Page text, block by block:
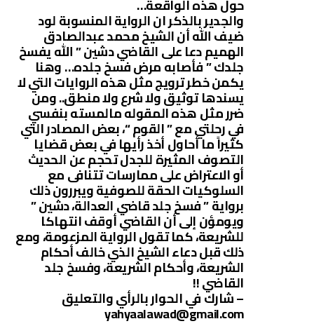
حول هذه الواقعة…
والجدير بالذكر ان الرواية المنسوبة لود
ضيف الله أن الشيخ محمد عبدالصادق
الهميم دعا على القاضي دشين ” الله يفسخ
جلدك ” فأصابه مرض فسخ جلده… وهنا
يكمن خطر ترويج مثل هذه الروايات التي لا
يسندها توثيق ولا شرع ولا منطق.. ومن
ضرر مثل هذه المقوله مالمسته بنفسي
في رحلتي مع ” القوم “، بعض المصادر التي
كثيراً ما أحاول أخذ رأيها في بعض قضايا
التصوف المثيرة للجدل تحجم عن الحديث
أو الاعتراض على ممارسات تتنافى مع
السلوكيات الحقة للصوفية ويبررون ذلك
برواية ” فسخ جلد قاضي العدالة، دشين ”
ويومؤن إلى أن القاضي أوقف انتهاكا
للشريعة، كما تقول الرواية المزعومة، ومع
ذلك قبل دعاء الشيخ الذي خالف أحكام
الشريعة، وأحكام الشريعة، وفسخ جلد
القاضي !!
– شارك في الحوار بالرأي والتعليق
yahyaalawad@gmail.com